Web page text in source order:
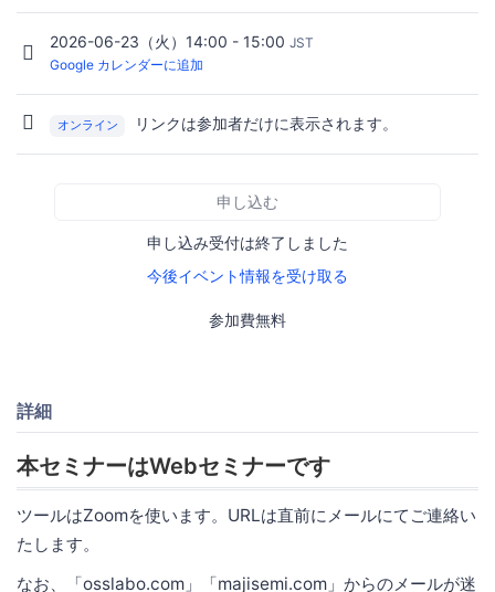
2026-06-23（火）14:00 - 15:00 JST
Google カレンダーに追加
オンライン リンクは参加者だけに表示されます。
申し込む
申し込み受付は終了しました
今後イベント情報を受け取る
参加費無料
詳細
本セミナーはWebセミナーです
ツールはZoomを使います。URLは直前にメールにてご連絡い
たします。
なお、「osslabo.com」「majisemi.com」からのメールが迷